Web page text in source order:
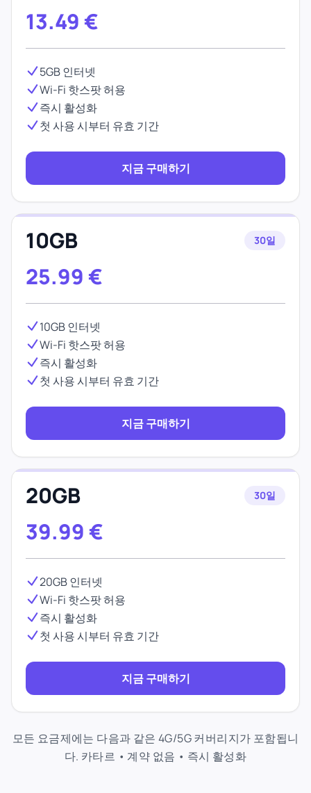
13.49 €
5GB 인터넷
Wi-Fi 핫스팟 허용
즉시 활성화
첫 사용 시부터 유효 기간
지금 구매하기
10GB 30일
25.99 €
10GB 인터넷
Wi-Fi 핫스팟 허용
즉시 활성화
첫 사용 시부터 유효 기간
지금 구매하기
20GB 30일
39.99 €
20GB 인터넷
Wi-Fi 핫스팟 허용
즉시 활성화
첫 사용 시부터 유효 기간
지금 구매하기
모든 요금제에는 다음과 같은 4G/5G 커버리지가 포함됩니
다. 카타르 • 계약 없음 • 즉시 활성화